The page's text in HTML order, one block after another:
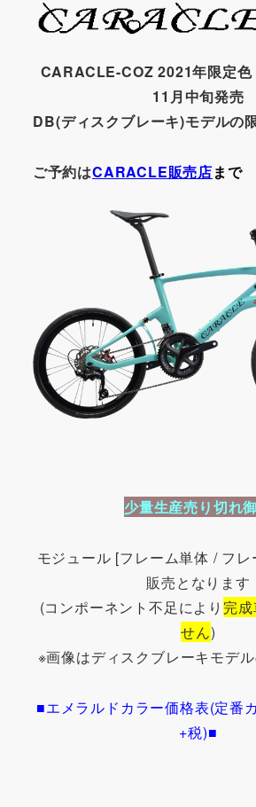
CARACLE-COZ 2021年限定色
11月中旬発売
DB(ディスクブレーキ)モデルの
ご予約はCARACLE販売店まで
少量生産売り切れ
モジュール [フレーム単体 / フ
販売となります
(コンポーネント不足により 完
せん)
※画像はディスクブレーキモデ
■エメラルドカラー価格表(定番
+税)■